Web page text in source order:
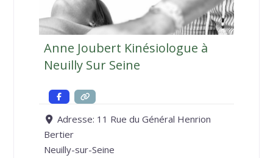
Anne Joubert Kinésiologue à
Neuilly Sur Seine
Adresse: 11 Rue du Général Henrion
Bertier
Neuilly-sur-Seine